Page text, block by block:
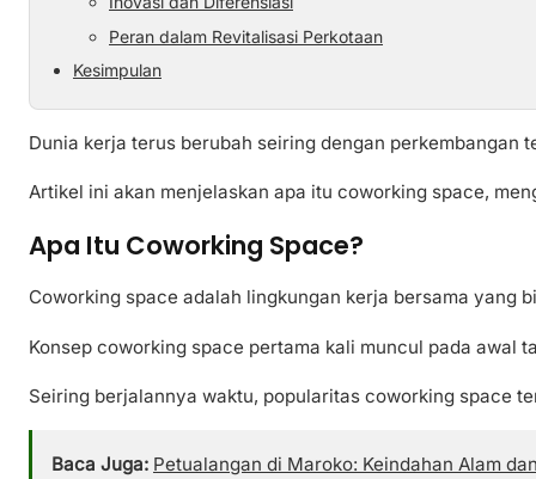
Peran dalam Revitalisasi Perkotaan
Kesimpulan
Dunia kerja terus berubah seiring dengan
Artikel ini akan menjelaskan apa itu coworking space,
Apa Itu Coworking Space?
Coworking space adalah lingkungan kerja bersama yang
Konsep coworking space pertama kali muncul pada
Seiring berjalannya waktu, popularitas coworking space
Baca Juga: Petualangan di Maroko: Keindahan Alam